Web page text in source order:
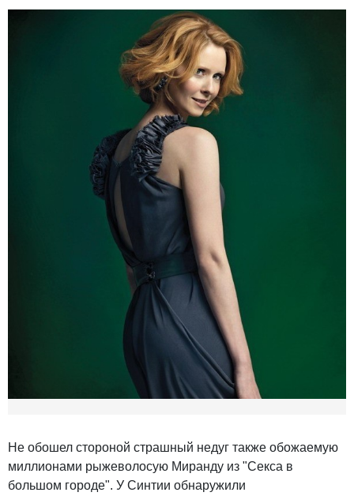
Не обошел стороной страшный недуг также обожаемую
миллионами рыжеволосую Миранду из "Секса в
большом городе". У Синтии обнаружили